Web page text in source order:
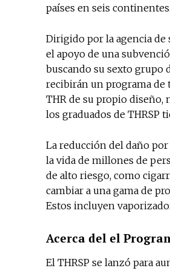
países en seis continentes.
Dirigido por la agencia de
el apoyo de una
buscando su sexto grupo
recibirán un programa de
THR de su propio diseño,
los graduados de THRSP
La reducción del daño
la vida de millones de
de alto riesgo, como
cambiar a una gama de
Estos incluyen
Acerca del el
El THRSP se lanzó para